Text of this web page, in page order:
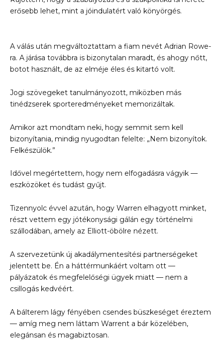
erősebb lehet, mint a jóindulatért való könyörgés.
A válás után megváltoztattam a fiam nevét Adrian Rowe-
ra. A járása továbbra is bizonytalan maradt, és ahogy nőtt,
botot használt, de az elméje éles és kitartó volt.
Jogi szövegeket tanulmányozott, miközben más
tinédzserek sporteredményeket memorizáltak.
Amikor azt mondtam neki, hogy semmit sem kell
bizonyítania, mindig nyugodtan felelte: „Nem bizonyítok.
Felkészülök.”
Idővel megértettem, hogy nem elfogadásra vágyik —
eszközöket és tudást gyűjt.
Tizennyolc évvel azután, hogy Warren elhagyott minket,
részt vettem egy jótékonysági gálán egy történelmi
szállodában, amely az Elliott-öbölre nézett.
A szervezetünk új akadálymentesítési partnerségeket
jelentett be. Én a háttérmunkáért voltam ott —
pályázatok és megfelelőségi ügyek miatt — nem a
csillogás kedvéért.
A bálterem lágy fényében csendes büszkeséget éreztem
— amíg meg nem láttam Warrent a bár közelében,
elegánsan és magabiztosan.